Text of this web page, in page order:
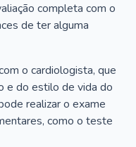
completa com o
de ter alguma
o cardiologista, que
e do estilo de vida do
realizar o exame
como o teste